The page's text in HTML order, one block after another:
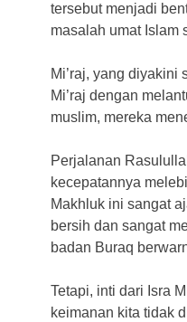
tersebut menjadi
masalah umat Islam
Mi’raj, yang diyakini
Mi’raj dengan
muslim, mereka
Perjalanan
kecepatannya
Makhluk ini sangat
bersih dan sangat
badan Buraq
Tetapi, inti dari Isra
keimanan kita tidak